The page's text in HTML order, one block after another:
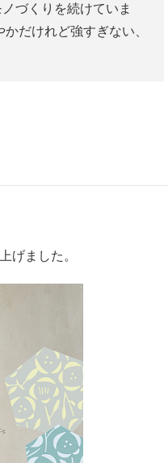
づくりを続けていま
だけれど強すぎない、
げました。